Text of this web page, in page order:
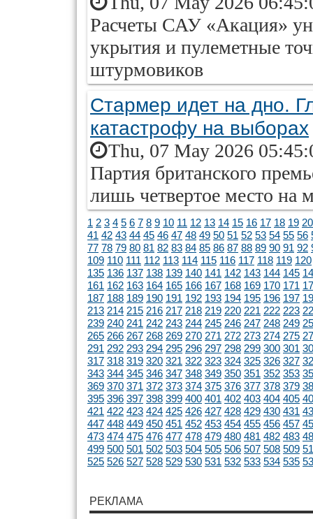
Расчеты САУ «Акация»
укрытия и пулеметные
штурмовиков
Стармер идет на дно.
катастрофу на выборах
Thu, 07 May 2026
Партия британского
лишь четвертое место на
1 2 3 4 5 6 7 8 9 10 11 12 13 14 15 16 17 18 19 20
41 42 43 44 45 46 47 48 49 50 51 52 53 54 55 56
77 78 79 80 81 82 83 84 85 86 87 88 89 90 91 92
109 110 111 112 113 114 115 116 117 118 119 120
135 136 137 138 139 140 141 142 143 144 145
161 162 163 164 165 166 167 168 169 170 171
187 188 189 190 191 192 193 194 195 196 197
213 214 215 216 217 218 219 220 221 222 223
239 240 241 242 243 244 245 246 247 248 249
265 266 267 268 269 270 271 272 273 274 275
291 292 293 294 295 296 297 298 299 300 301
317 318 319 320 321 322 323 324 325 326 327
343 344 345 346 347 348 349 350 351 352 353
369 370 371 372 373 374 375 376 377 378 379
395 396 397 398 399 400 401 402 403 404 405
421 422 423 424 425 426 427 428 429 430 431
447 448 449 450 451 452 453 454 455 456 457
473 474 475 476 477 478 479 480 481 482 483
499 500 501 502 503 504 505 506 507 508 509
525 526 527 528 529 530 531 532 533 534 535
РЕКЛАМА